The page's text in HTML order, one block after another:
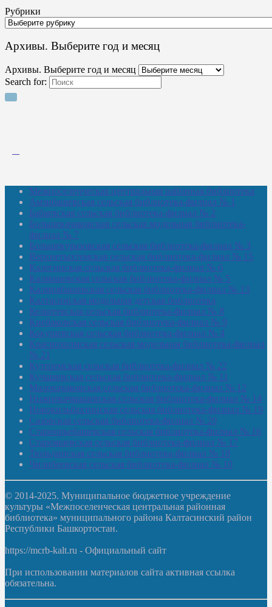
Рубрики
Архивы. Выберите год и месяц
Архивы. Выберите год и месяц
Search for:
Межпоселенческая центральная районная библиотека
Амзибашевская сельская библиотека-филиал № 1
Бабаевская сельская библиотека-филиал № 2
Большекачаковская сельская модельная библиотека-
филиал № 7
Большекуразовская сельская библиотека-филиал № 3
Верхнетыхтемская сельская библиотека-филиал № 15
Калегинская сельская библиотека-филиал № 6
Калмашевская сельская библиотека-филиал № 5
Калмиябашевская сельская библиотека-филиал № 13
Калтасинская модельная детская библиотека
Кельтеевская сельская библиотека-филиал № 8
Киебаковская сельская библиотека-филиал № 9
Кокушевская сельская библиотека-филиал № 4
Краснохолмская сельская модельная библиотека-филиал
№ 21
Кутеремская сельская библиотека-филиал № 22
Кучашевская сельская библиотека-филиал № 11
Малокачаковская сельская библиотека-филиал № 12
Нижнекачмашевская сельская библиотека-филиал № 14
Новокильбахтинская сельская библиотека-филиал № 19
Сазовская сельская библиотека-филиал № 20
Староорьебашевская сельская библиотека-филиал № 16
Старояшевская сельская библиотека-филиал № 17
Тюльдинская сельская библиотека-филиал № 18
Чилибеевская сельская библиотека-филиал № 10
© 2014-2025. Муниципальное бюджетное учреждение
культуры «Межпоселенческая центральная районная
библиотека» муниципального района Калтасинский район
Республики Башкортостан.
https://mcrb-kalt.ru - Официальный сайт
При использовании материалов сайта активная ссылка
обязательна.